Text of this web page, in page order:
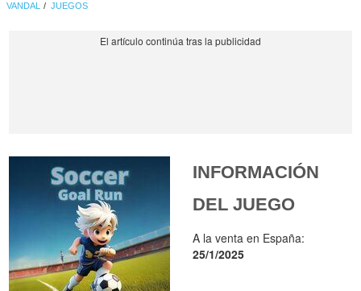
VANDAL JUEGOS
INFORMACIÓN
DEL JUEGO
A la venta en España:
25/1/2025